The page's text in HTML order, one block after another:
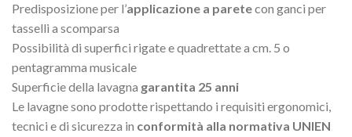
Predisposizione per l’applicazione a paretecon ganci per
tasselli a scomparsa
Possibilità di superfici rigate e quadrettate a cm. 5 o
pentagramma musicale
Superficie della lavagna garantita 25 anni
Le lavagne sono prodotte rispettando i requisiti ergonomici,
tecnici e di sicurezza in conformità alla normativa UNIEN